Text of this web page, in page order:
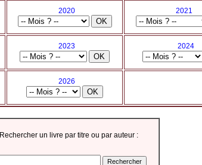
2020 2021
2023 2024
2026
Rechercher un livre par titre ou par auteur :